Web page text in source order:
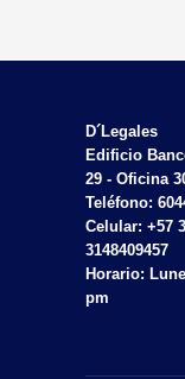
D´Legales
Edificio
29 - Oficina
Teléfono:
Celular: +57
3148409457
Horario:
pm